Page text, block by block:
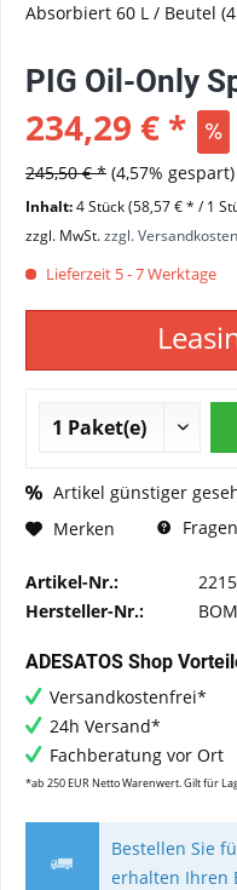
Absorbiert 60 L / Beutel
PIG Oil-Only
234,29 € *
245,50 € * (4,57% gespart)
Inhalt:4 Stück (58,57 € * / 1
zzgl. MwSt.zzgl. Versandkosten
Lieferzeit 5 - 7 Werktage
Artikel günstiger
Merken
Artikel-Nr.:
Hersteller-Nr.:
ADESATOS Shop
Versandkostenfrei*
24h Versand*
Fachberatung vor Ort
*ab 250 EUR Netto Warenwert. Gilt für
Bestellen Sie
erhalten Ihren